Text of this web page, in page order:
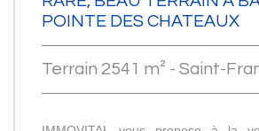
POINTE DES CHATEAUX
Terrain 2541 m² - Saint-